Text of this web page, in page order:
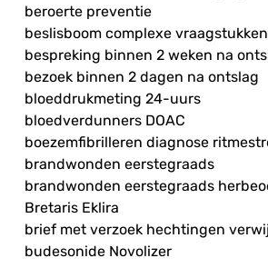
beroerte preventie
beslisboom complexe vraagstukken
bespreking binnen 2 weken na
bezoek binnen 2 dagen na ontslag
bloeddrukmeting 24-uurs
bloedverdunners DOAC
boezemfibrilleren diagnose
brandwonden eerstegraads
brandwonden eerstegraads
Bretaris Eklira
brief met verzoek hechtingen
budesonide Novolizer